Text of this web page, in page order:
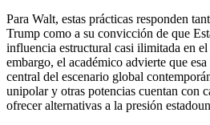
Para Walt, estas prácticas responden
Trump como a su convicción de que
influencia estructural casi ilimitada en
embargo, el académico advierte que
central del escenario global
unipolar y otras potencias cuentan con
ofrecer alternativas a la presión